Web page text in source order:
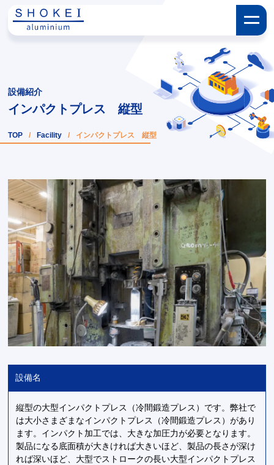
設備紹介
インパクトプレス 縦型
TOP / Facility / インパクトプレス 縦型
設備名
縦型の大型インパクトプレス（冷間鍛造プレス）です。弊社で
は大小さまざまなインパクトプレス（冷間鍛造プレス）があり
ます。インパクト加工では、大きな加圧力が必要となります。
製品になる底面積が大きければ大きいほど、製品の長さが深け
れば深いほど、大型でストロークの長い大型インパクトプレス